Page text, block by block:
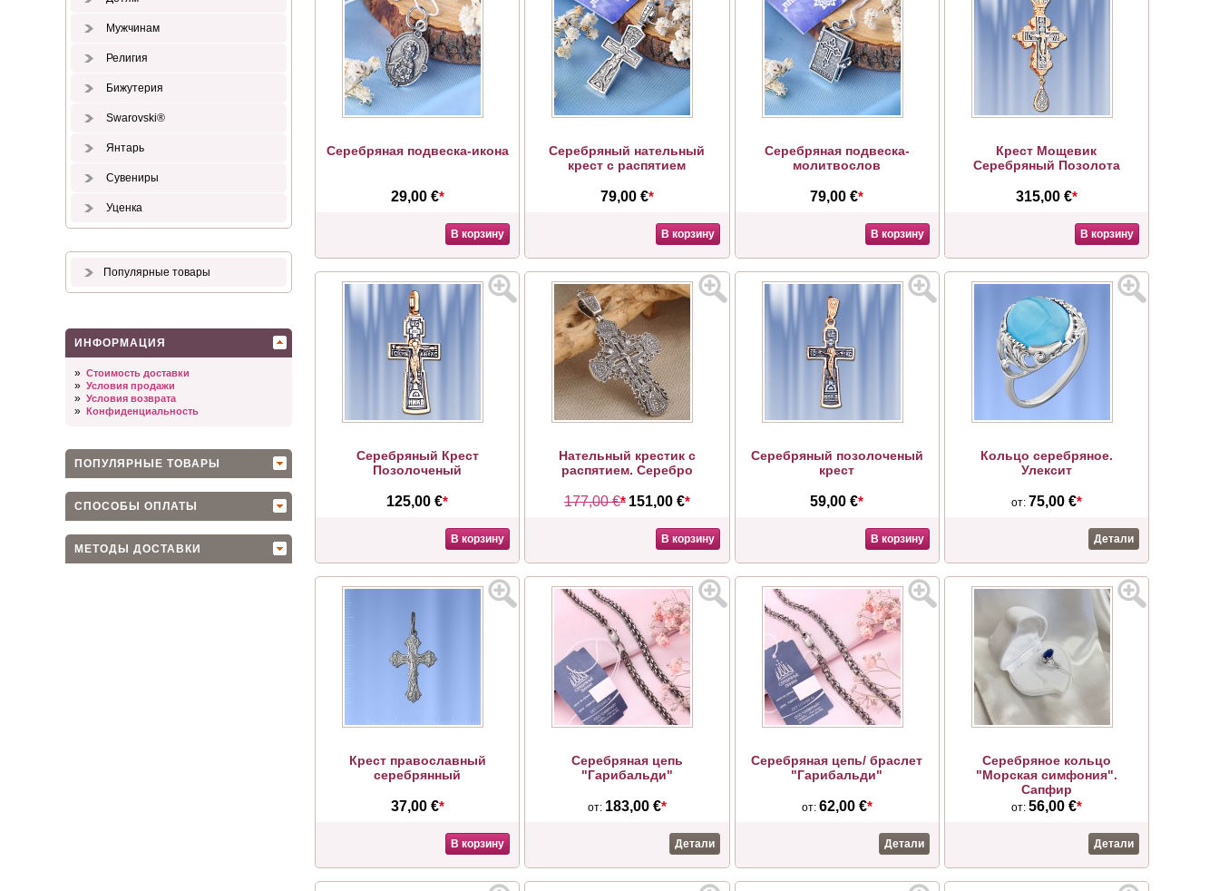
Мужчинам
Религия
Бижутерия
Swarovski®
Янтарь
Сувениры
Уценка
Популярные товары
ИНФОРМАЦИЯ
» Стоимость доставки
» Условия продажи
» Условия возврата
» Конфиденциальность
ПОПУЛЯРНЫЕ ТОВАРЫ
СПОСОБЫ ОПЛАТЫ
МЕТОДЫ ДОСТАВКИ
Серебряная подвеска-икона
29,00 €*
В корзину
Серебряный нательный
крест с распятием
79,00 €*
В корзину
Серебряная подвеска-
молитвослов
79,00 €*
В корзину
Крест Мощевик
Серебряный Позолота
315,00 €*
В корзину
Серебряный Крест
Позолоченый
125,00 €*
В корзину
Нательный крестик с
распятием. Серебро
177,00 €* 151,00 €*
В корзину
Серебряный позолоченый
крест
59,00 €*
В корзину
Кольцо серебряное.
Улексит
от: 75,00 €*
Детали
Крест православный
серебрянный
37,00 €*
В корзину
Серебряная цепь
"Гарибальди"
от: 183,00 €*
Детали
Серебряная цепь/ браслет
"Гарибальди"
от: 62,00 €*
Детали
Серебряное кольцо
"Морская симфония".
Сапфир
от: 56,00 €*
Детали